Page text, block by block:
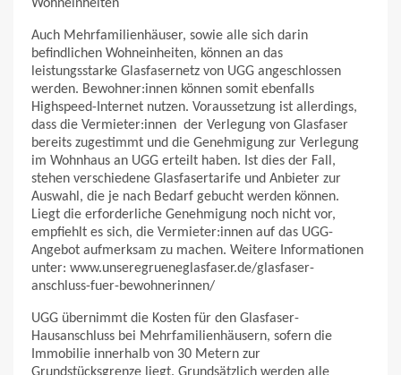
Wohneinheiten
Auch Mehrfamilienhäuser, sowie alle sich darin
befindlichen Wohneinheiten, können an das
leistungsstarke Glasfasernetz von UGG angeschlossen
werden. Bewohner:innen können somit ebenfalls
Highspeed-Internet nutzen. Voraussetzung ist allerdings,
dass die Vermieter:innen der Verlegung von Glasfaser
bereits zugestimmt und die Genehmigung zur Verlegung
im Wohnhaus an UGG erteilt haben. Ist dies der Fall,
stehen verschiedene Glasfasertarife und Anbieter zur
Auswahl, die je nach Bedarf gebucht werden können.
Liegt die erforderliche Genehmigung noch nicht vor,
empfiehlt es sich, die Vermieter:innen auf das UGG-
Angebot aufmerksam zu machen. Weitere Informationen
unter: www.unseregrueneglasfaser.de/glasfaser-
anschluss-fuer-bewohnerinnen/
UGG übernimmt die Kosten für den Glasfaser-
Hausanschluss bei Mehrfamilienhäusern, sofern die
Immobilie innerhalb von 30 Metern zur